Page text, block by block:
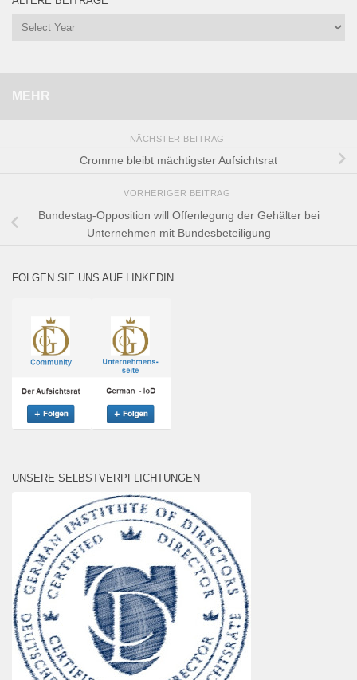
MEHR
NÄCHSTER BEITRAG
Cromme bleibt mächtigster Aufsichtsrat
VORHERIGER BEITRAG
Bundestag-Opposition will Offenlegung der Gehälter bei
Unternehmen mit Bundesbeteiligung
FOLGEN SIE UNS AUF LINKEDIN
UNSERE SELBSTVERPFLICHTUNGEN